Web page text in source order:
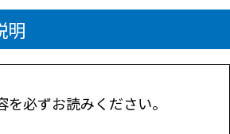
明
を必ずお読みください。